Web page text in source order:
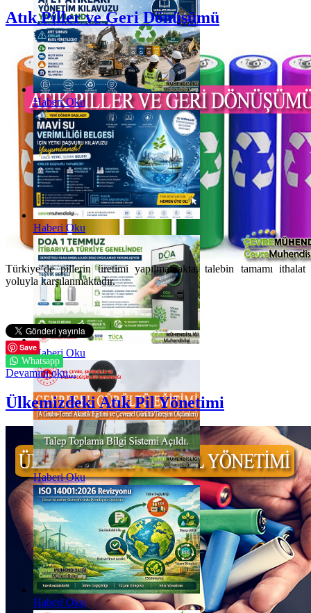
Haberi Oku
Haberi Oku
Haberi Oku
Haberi Oku
Haberi Oku
Atık Piller ve Geri Dönüşümü
Türkiye’de pillerin üretimi yapılmamakta, talebin tamamı ithalat
yoluyla karşılanmaktadır.
Save
Whatsapp
Devamını oku...
Ülkemizdeki Atık Pil Yönetimi